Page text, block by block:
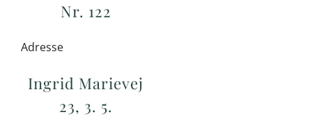
Nr. 122
Adresse
Ingrid Marievej
23, 3. 5.